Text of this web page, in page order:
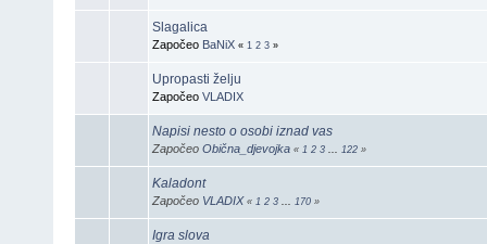
Slagalica
Započeo BaNiX « 1 2 3 »
Upropasti želju
Započeo VLADIX
Napisi nesto o osobi iznad vas
Započeo Obična_djevojka « 1 2 3 122 »
Kaladont
Započeo VLADIX « 1 2 3 170 »
Igra slova